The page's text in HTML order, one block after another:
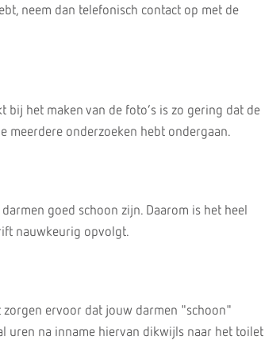
neem dan telefonisch contact op met de
het maken van de foto’s is zo gering dat de
meerdere onderzoeken hebt ondergaan.
goed schoon zijn. Daarom is het heel
nauwkeurig opvolgt.
zorgen ervoor dat jouw darmen "schoon"
uren na inname hiervan dikwijls naar het toilet